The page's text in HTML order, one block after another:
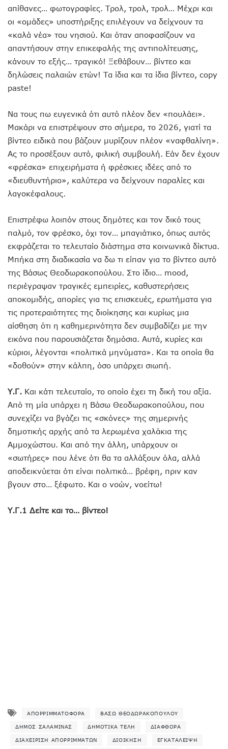
απίθανες… φωτογραφίες. Τρολ, τρολ, τρολ… Μέχρι και
οι «ομάδες» υποστήριξης επιλέγουν να δείχνουν τα
«καλά νέα» του νησιού. Και όταν αποφασίζουν να
απαντήσουν στην επικεφαλής της αντιπολίτευσης,
κάνουν το εξής… τραγικό! Ξεθάβουν… βίντεο και
δηλώσεις παλαιών ετών! Τα ίδια και τα ίδια βίντεο, copy
paste!
Να τους πω ευγενικά ότι αυτό πλέον δεν «πουλάει».
Μακάρι να επιστρέψουν στο σήμερα, το 2026, γιατί τα
βίντεο ειδικά που βάζουν μυρίζουν πλέον «ναφθαλίνη».
Ας το προσέξουν αυτό, φιλική συμβουλή. Εάν δεν έχουν
«φρέσκα» επιχειρήματα ή φρέσκιες ιδέες από το
«διευθυντήριο», καλύτερα να δείχνουν παραλίες και
λαγοκέφαλους.
Επιστρέφω λοιπόν στους δημότες και τον δικό τους
παλμό, τον φρέσκο, όχι τον… μπαγιάτικο, όπως αυτός
εκφράζεται το τελευταίο διάστημα στα κοινωνικά δίκτυα.
Μπήκα στη διαδικασία να δω τι είπαν για το βίντεο αυτό
της Βάσως Θεοδωρακοπούλου. Στο ίδιο… mood,
περιέγραψαν τραγικές εμπειρίες, καθυστερήσεις
αποκομιδής, απορίες για τις επισκευές, ερωτήματα για
τις προτεραιότητες της διοίκησης και κυρίως μια
αίσθηση ότι η καθημερινότητα δεν συμβαδίζει με την
εικόνα που παρουσιάζεται δημόσια. Αυτά, κυρίες και
κύριοι, λέγονται «πολιτικά μηνύματα». Και τα οποία θα
«δοθούν» στην κάλπη, όσο υπάρχει σιωπή.
Υ.Γ. Και κάτι τελευταίο, το οποίο έχει τη δική του αξία.
Από τη μία υπάρχει η Βάσω Θεοδωρακοπούλου, που
συνεχίζει να βγάζει τις «σκόνες» της σημερινής
δημοτικής αρχής από τα λερωμένα χαλάκια της
Αμμοχώστου. Και από την άλλη, υπάρχουν οι
«σωτήρες» που λένε ότι θα τα αλλάξουν όλα, αλλά
αποδεικνύεται ότι είναι πολιτικά… βρέφη, πριν καν
βγουν στο… ξέφωτο. Και ο νοών, νοείτω!
Υ.Γ.1 Δείτε και το… βίντεο!
ΑΠΟΡΡΙΜΜΑΤΟΦΌΡΑ ΒΆΣΩ ΘΕΟΔΩΡΑΚΟΠΟΎΛΟΥ
ΔΉΜΟΣ ΣΑΛΑΜΊΝΑΣ ΔΗΜΟΤΙΚΆ ΤΈΛΗ ΔΙΑΦΘΟΡΆ
ΔΙΑΧΕΊΡΙΣΗ ΑΠΟΡΡΙΜΜΆΤΩΝ ΔΙΟΊΚΗΣΗ ΕΓΚΑΤΆΛΕΙΨΗ